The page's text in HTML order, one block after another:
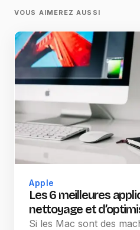
VOUS AIMEREZ AUSSI
Apple
Les 6 meilleures
nettoyage et
Si les Mac sont des